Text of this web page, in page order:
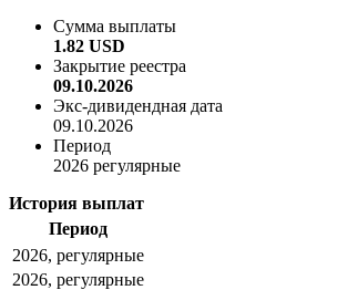
Сумма выплаты
1.82 USD
Закрытие реестра
09.10.2026
Экс-дивидендная дата
09.10.2026
Период
2026 регулярные
История выплат
Период
2026, регулярные
2026, регулярные